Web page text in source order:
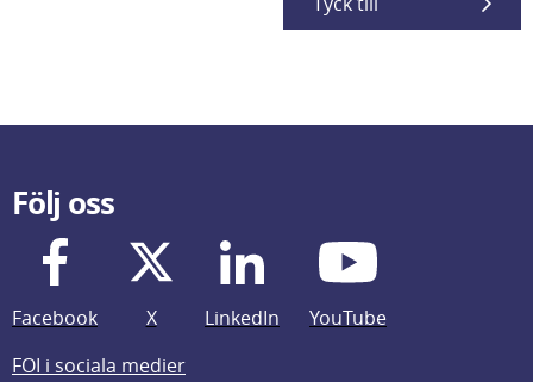
Följ oss
Facebook X LinkedIn
YouTube
FOI i sociala medier